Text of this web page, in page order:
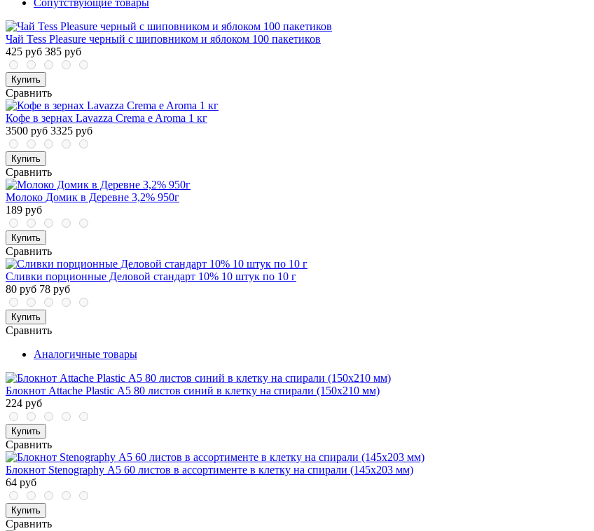
Сопутствующие товары
Чай Tess Pleasure черный с шиповником и яблоком 100 пакетиков
425 руб 385 руб
Купить
Сравнить
Кофе в зернах Lavazza Crema e Aroma 1 кг
3500 руб 3325 руб
Купить
Сравнить
Молоко Домик в Деревне 3,2% 950г
189 руб
Купить
Сравнить
Сливки порционные Деловой стандарт 10% 10 штук по 10 г
80 руб 78 руб
Купить
Сравнить
Аналогичные товары
Блокнот Attache Plastic А5 80 листов синий в клетку на спирали (150x210 мм)
224 руб
Купить
Сравнить
Блокнот Stenography А5 60 листов в ассортименте в клетку на спирали (145х203 мм)
64 руб
Купить
Сравнить